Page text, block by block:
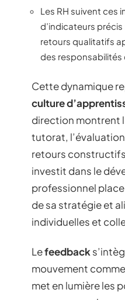
Les RH suivent ces
d’indicateurs
retours qualitatifs
des responsabilités
Cette dynamique
culture
direction montrent
tutorat,
retours
investit dans le
professionnel
de sa stratégie et
individuelles et
Lefeedback
mouvement
met en lumière les